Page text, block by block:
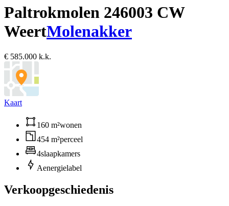
Paltrokmolen 246003 CW
WeertMolenakker
€ 585.000 k.k.
Kaart
160 m²wonen
454 m²perceel
4slaapkamers
Aenergielabel
Verkoopgeschiedenis